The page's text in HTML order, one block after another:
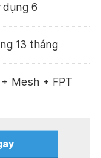
dụng 6
13 tháng
Mesh + FPT